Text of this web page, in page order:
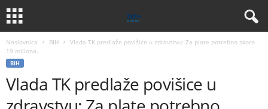
Naslovnica BIH
Vlada TK predlaže povišice u zdravstvu: Za plate potrebno skoro
19 miliona...
BIH
Vlada TK predlaže povišice u